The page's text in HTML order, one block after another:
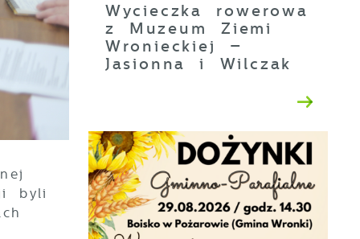
byli
Wycieczka rowerowa
z Muzeum Ziemi
Wronieckiej –
Jasionna i Wilczak